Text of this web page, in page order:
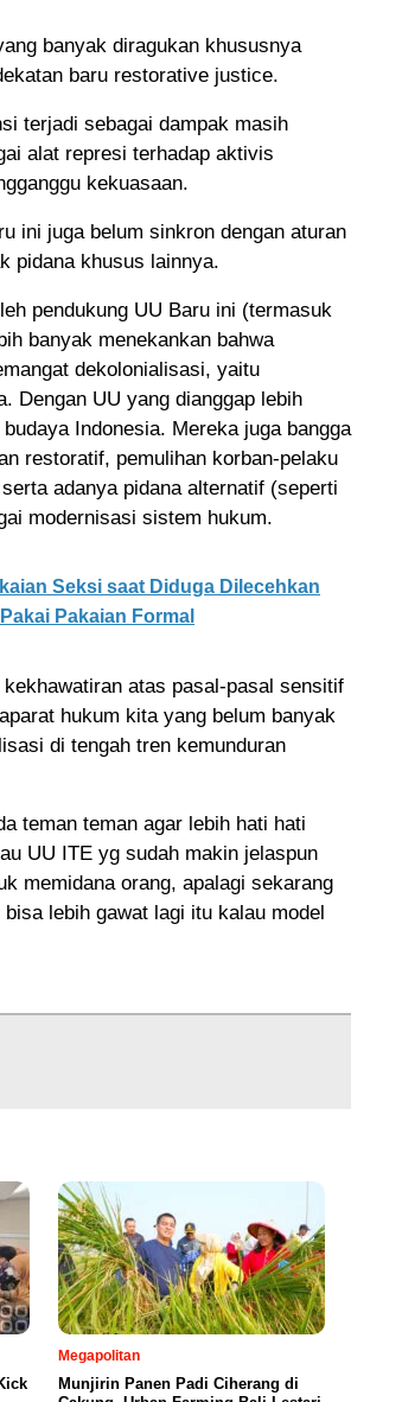
banyak diragukan khususnya
baru restorative justice.
terjadi sebagai dampak masih
alat represi terhadap aktivis
kekuasaan.
ini juga belum sinkron dengan aturan
pidana khusus lainnya.
pendukung UU Baru ini (termasuk
banyak menekankan bahwa
dekolonialisasi, yaitu
Dengan UU yang dianggap lebih
Indonesia. Mereka juga bangga
restoratif, pemulihan korban-pelaku
adanya pidana alternatif (seperti
modernisasi sistem hukum.
Seksi saat Diduga Dilecehkan
Pakaian Formal
atas pasal-pasal sensitif
hukum kita yang belum banyak
di tengah tren kemunduran
teman teman agar lebih hati hati
UU ITE yg sudah makin jelaspun
memidana orang, apalagi sekarang
lebih gawat lagi itu kalau model
Megapolitan
Munjirin Panen Padi Ciherang di